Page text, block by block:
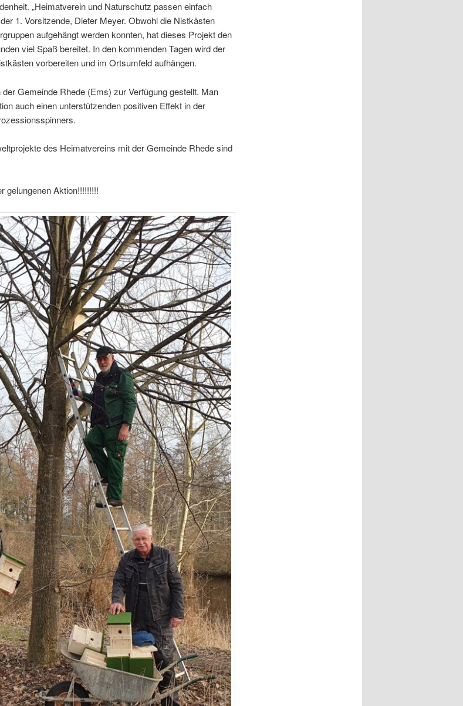
„Heimatverein und Naturschutz passen einfach
1. Vorsitzende, Dieter Meyer. Obwohl die Nistkästen
aufgehängt werden konnten, hat dieses Projekt den
viel Spaß bereitet. In den kommenden Tagen wird der
vorbereiten und im Ortsumfeld aufhängen.
Gemeinde Rhede (Ems) zur Verfügung gestellt. Man
auch einen unterstützenden positiven Effekt in der
des Heimatvereins mit der Gemeinde Rhede sind
gelungenen Aktion!!!!!!!!!